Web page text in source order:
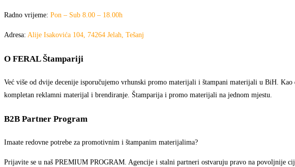
Radno vrijeme: Pon – Sub 8.00 – 18.00h
Adresa: Alije Isakovića 104, 74264 Jelah, Tešanj
O FERAL Štampariji
Već više od dvije decenije isporučujemo vrhunski promo materijali i štampani materijali u BiH.
kompletan reklamni materijal i brendiranje. Štamparija i promo materijali na jednom mjestu.
B2B Partner Program
Imaate redovne potrebe za promotivnim i štampanim materijalima?
Prijavite se u naš PREMIUM PROGRAM. Agencije i stalni partneri ostvaruju pravo na povoljnije